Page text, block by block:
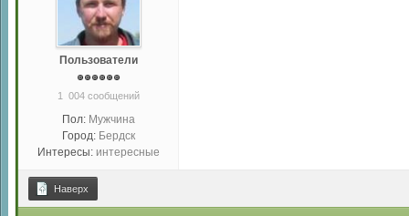
Пользователи
1 004 сообщений
Пол: Мужчина
Город: Бердск
Интересы: интересные
Наверх